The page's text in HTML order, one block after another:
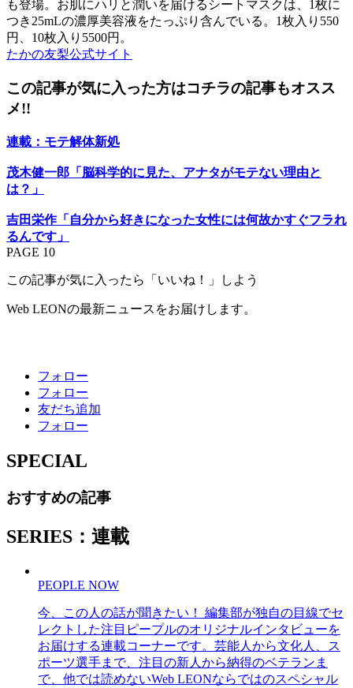
も登場。お肌にハリと潤いを届けるシートマスクは、1枚に
つき25mLの濃厚美容液をたっぷり含んでいる。1枚入り550
円、10枚入り5500円。
たかの友梨公式サイト
この記事が気に入った方はコチラの記事もオスス
メ!!
連載：モテ解体新処
茂木健一郎「脳科学的に見た、アナタがモテない理由と
は？」
吉田栄作「自分から好きになった女性には何故かすぐフラれ
るんです」
PAGE 10
この記事が気に入ったら「いいね！」しよう
Web LEONの最新ニュースをお届けします。
フォロー
フォロー
友だち追加
フォロー
SPECIAL
おすすめの記事
SERIES：連載
PEOPLE NOW
今、この人の話が聞きたい！ 編集部が独自の目線でセ
レクトした注目ピープルのオリジナルインタビューを
お届けする連載コーナーです。芸能人から文化人、ス
ポーツ選手まで、注目の新人から納得のベテランま
で、他では読めないWeb LEONならではのスペシャル